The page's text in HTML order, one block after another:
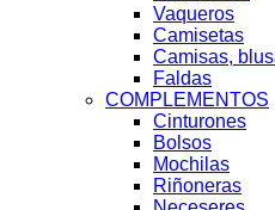
Vaqueros
Camisetas
Camisas,
Faldas
COMPLEMENTOS
Cinturones
Bolsos
Mochilas
Riñoneras